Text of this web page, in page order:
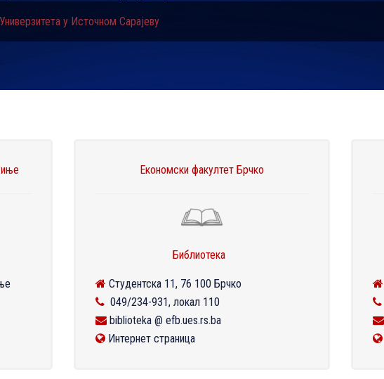
у Источном Сарајеву
Економски факултет Брчко
Библиотека
Студентска 11, 76 100 Брчко
049/234-931, локал 110
biblioteka @ efb.ues.rs.ba
Интернет страница